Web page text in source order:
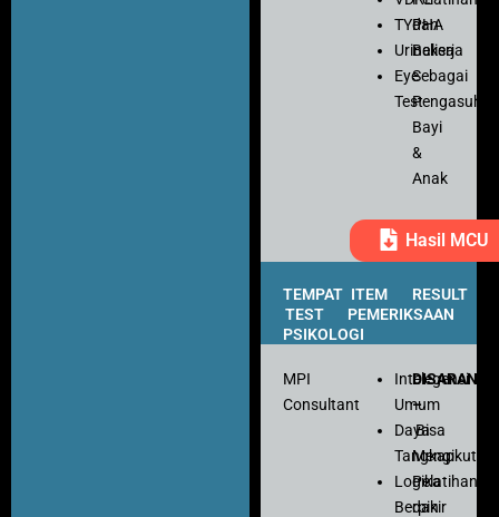
TYPHA
Urinalisa
Eye
Test
dan
Bekerja
Sebagai
Pengasuh
Bayi
&
Anak
Hasil MCU
TEMPAT
TEST
PSIKOLOGI
ITEM
PEMERIKSAAN
RESULT
MPI
Consultant
Intelegensi
Umum
Daya
Tangkap
Logika
Berpikir
–
Bisa
Mengikuti
Pelatihan
dan